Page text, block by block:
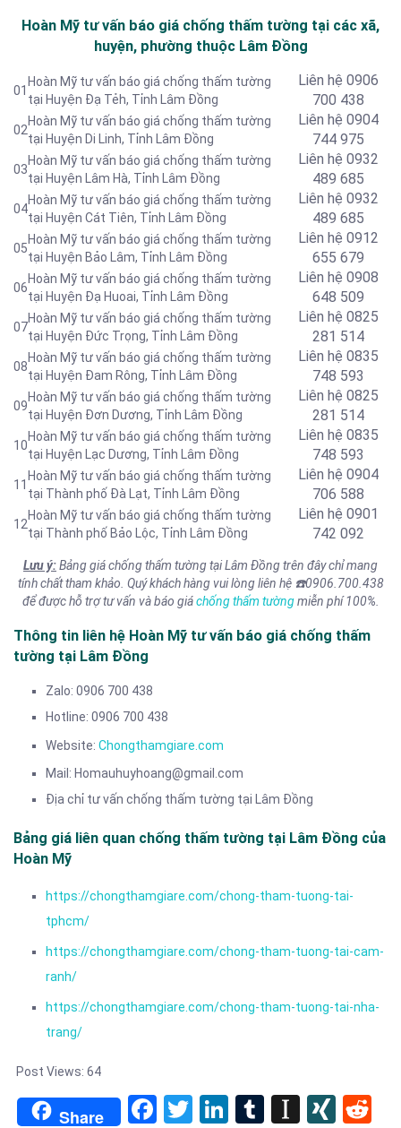
Hoàn Mỹ tư vấn báo giá chống thấm tường tại các xã,
huyện, phường thuộc Lâm Đồng
01
Hoàn Mỹ tư vấn báo giá chống thấm tường
tại Huyện Đạ Tẻh, Tỉnh Lâm Đồng
Liên hệ 0906
700 438
02
Hoàn Mỹ tư vấn báo giá chống thấm tường
tại Huyện Di Linh, Tỉnh Lâm Đồng
Liên hệ 0904
744 975
03
Hoàn Mỹ tư vấn báo giá chống thấm tường
tại Huyện Lâm Hà, Tỉnh Lâm Đồng
Liên hệ 0932
489 685
04
Hoàn Mỹ tư vấn báo giá chống thấm tường
tại Huyện Cát Tiên, Tỉnh Lâm Đồng
Liên hệ 0932
489 685
05
Hoàn Mỹ tư vấn báo giá chống thấm tường
tại Huyện Bảo Lâm, Tỉnh Lâm Đồng
Liên hệ 0912
655 679
06
Hoàn Mỹ tư vấn báo giá chống thấm tường
tại Huyện Đạ Huoai, Tỉnh Lâm Đồng
Liên hệ 0908
648 509
07
Hoàn Mỹ tư vấn báo giá chống thấm tường
tại Huyện Đức Trọng, Tỉnh Lâm Đồng
Liên hệ 0825
281 514
08
Hoàn Mỹ tư vấn báo giá chống thấm tường
tại Huyện Đam Rông, Tỉnh Lâm Đồng
Liên hệ 0835
748 593
09
Hoàn Mỹ tư vấn báo giá chống thấm tường
tại Huyện Đơn Dương, Tỉnh Lâm Đồng
Liên hệ 0825
281 514
10
Hoàn Mỹ tư vấn báo giá chống thấm tường
tại Huyện Lạc Dương, Tỉnh Lâm Đồng
Liên hệ 0835
748 593
11
Hoàn Mỹ tư vấn báo giá chống thấm tường
tại Thành phố Đà Lạt, Tỉnh Lâm Đồng
Liên hệ 0904
706 588
12
Hoàn Mỹ tư vấn báo giá chống thấm tường
tại Thành phố Bảo Lộc, Tỉnh Lâm Đồng
Liên hệ 0901
742 092
Lưu ý:Bảng giá chống thấm tường tại Lâm Đồng trên đây chỉ mang
tính chất tham khảo. Quý khách hàng vui lòng liên hệ ☎️0906.700.438
để được hỗ trợ tư vấn và báo giáchống thấm tườngmiễn phí 100%.
Thông tin liên hệ Hoàn Mỹ tư vấn báo giá chống thấm
tường tại Lâm Đồng
Zalo: 0906 700 438
Hotline: 0906 700 438
Website: Chongthamgiare.com
Mail: Homauhuyhoang@gmail.com
Địa chỉ tư vấn chống thấm tường tại Lâm Đồng
Bảng giá liên quan chống thấm tường tại Lâm Đồng của
Hoàn Mỹ
https://chongthamgiare.com/chong-tham-tuong-tai-
tphcm/
https://chongthamgiare.com/chong-tham-tuong-tai-cam-
ranh/
https://chongthamgiare.com/chong-tham-tuong-tai-nha-
trang/
Post Views: 64
Share Facebook
TwitterLinkedIn
Tumblr